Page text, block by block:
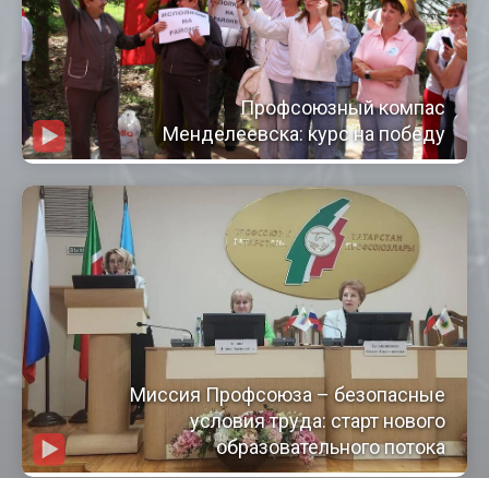
Профсоюзный компас
Менделеевска: курс на победу
Миссия Профсоюза – безопасные
условия труда: старт нового
образовательного потока